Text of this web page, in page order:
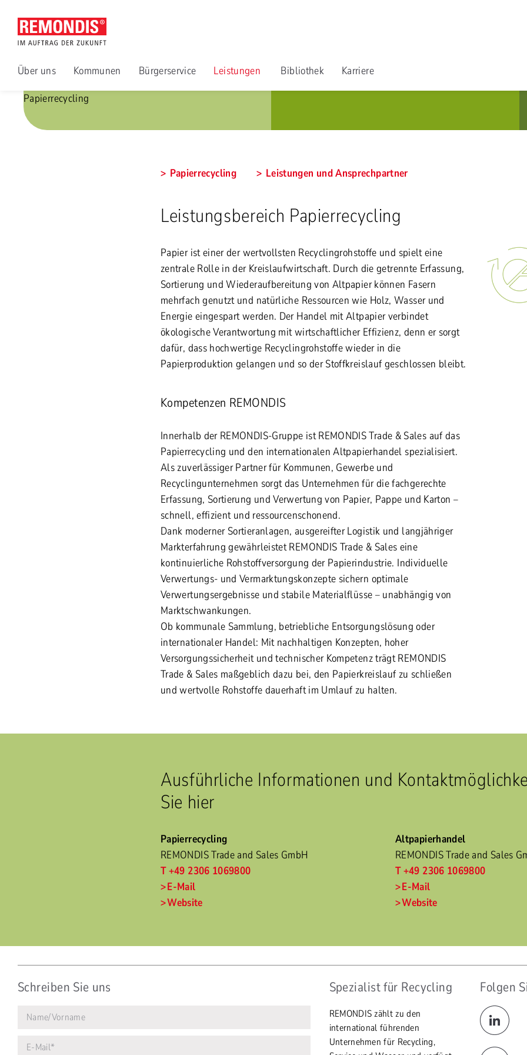
Über uns Kommunen Bürgerservice Leistungen Bibliothek
Karriere
Papierrecycling
Papierrecycling Leistungen und Ansprechpartner
Leistungsbereich Papierrecycling
Papier ist einer der wertvollsten Recyclingrohstoffe und spielt eine
zentrale Rolle in der Kreislaufwirtschaft. Durch die getrennte Erfassung,
Sortierung und Wiederaufbereitung von Altpapier können Fasern
mehrfach genutzt und natürliche Ressourcen wie Holz, Wasser und
Energie eingespart werden. Der Handel mit Altpapier verbindet
ökologische Verantwortung mit wirtschaftlicher Effizienz, denn er sorgt
dafür, dass hochwertige Recyclingrohstoffe wieder in die
Papierproduktion gelangen und so der Stoffkreislauf geschlossen bleibt.
Kompetenzen REMONDIS
Innerhalb der REMONDIS-Gruppe ist REMONDIS Trade & Sales auf das
Papierrecycling und den internationalen Altpapierhandel spezialisiert.
Als zuverlässiger Partner für Kommunen, Gewerbe und
Recyclingunternehmen sorgt das Unternehmen für die fachgerechte
Erfassung, Sortierung und Verwertung von Papier, Pappe und Karton –
schnell, effizient und ressourcenschonend.
Dank moderner Sortieranlagen, ausgereifter Logistik und langjähriger
Markterfahrung gewährleistet REMONDIS Trade & Sales eine
kontinuierliche Rohstoffversorgung der Papierindustrie. Individuelle
Verwertungs- und Vermarktungskonzepte sichern optimale
Verwertungsergebnisse und stabile Materialflüsse – unabhängig von
Marktschwankungen.
Ob kommunale Sammlung, betriebliche Entsorgungslösung oder
internationaler Handel: Mit nachhaltigen Konzepten, hoher
Versorgungssicherheit und technischer Kompetenz trägt REMONDIS
Trade & Sales maßgeblich dazu bei, den Papierkreislauf zu schließen
und wertvolle Rohstoffe dauerhaft im Umlauf zu halten.
Ausführliche Informationen und
Sie hier
Papierrecycling
REMONDIS Trade and Sales GmbH
T +49 2306 1069800
E-Mail
Website
Altpapierhandel
REMONDIS Trade and Sales
T +49 2306 1069800
E-Mail
Website
Schreiben Sie uns Spezialist für Recycling
REMONDIS zählt zu den
international führenden
Unternehmen für Recycling,
Folgen